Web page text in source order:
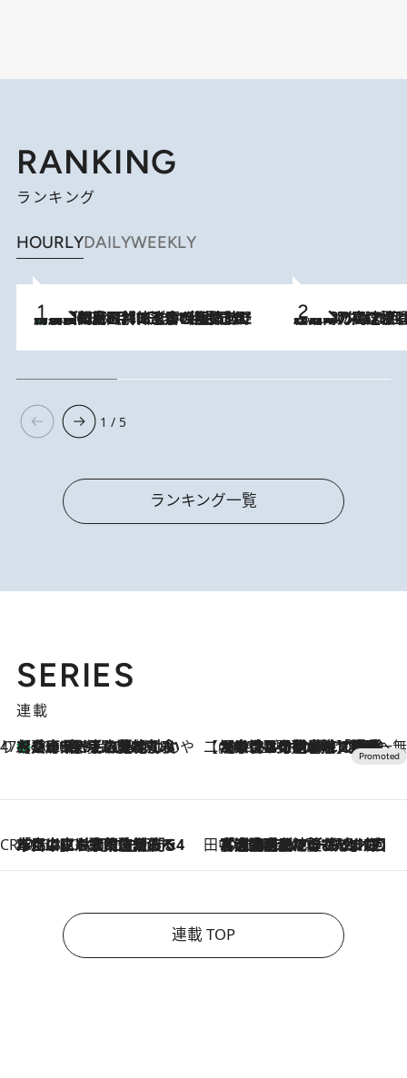
RANKING
ランキング
HOURLYDAILYWEEKLY
2026.8.8
「最後に見られてよかった」上野動物園の東園パンダ舎が解体前に特別公開。8月16日まで延長されたパネル展と共に辿る“半世紀”のパンダ飼育《解体工事の図面あり》 2026.8.7
「湘南乃風に憧れて」観客大盛上がりの“タオル回し”に、ラッパー顔負けの高速歌唱まで…さだまさし（74）のアグレッシブすぎる現在地
1 / 5
ランキング一覧
SERIES
連載
47都道府県の手みやげ ひんやりスイーツで夏を満喫
2026.8.8
【兵庫県】この夏絶対食べたい 冷やしておいしいおやつ3選 淡路島の恵みをジェラートに集約 【CREA×星野リゾート】唯一無二。癒しと発見が待つ場所へ
2026.8.7
【トンボの足水浴】ヒノキの香りに包まれて涼感マックス！約13℃の湧水かけ流しを避暑地「星野温泉 トンボの湯」で体験
CREA'S CHOICE
2026.8.7
「立川にも歌舞伎があるんだよ」 片岡仁左衛門・市川中車ら豪華座組みで4年目の立川立飛歌舞伎へ 田中稲の勝手に再ブーム
2026.8.7
「湘南乃風に憧れて」観客大盛上がりの“タオル回し”に、ラッパー顔負けの高速歌唱まで…さだまさし（74）のアグレッシブすぎる現在地
連載 TOP